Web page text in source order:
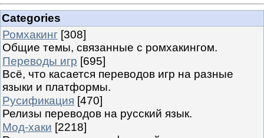
Categories
Ромхакинг [308]
Общие темы, связанные с ромхакингом.
Переводы игр [695]
Всё, что касается переводов игр на разные
языки и платформы.
Русификация [470]
Релизы переводов на русский язык.
Мод-хаки [2218]